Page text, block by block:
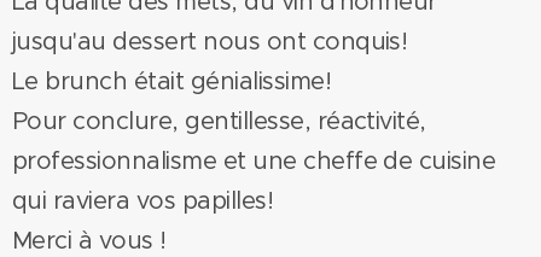
jusqu'au dessert nous ont conquis!
Le brunch était génialissime!
Pour conclure, gentillesse, réactivité,
professionnalisme et une cheffe de cuisine
qui raviera vos papilles!
Merci à vous !